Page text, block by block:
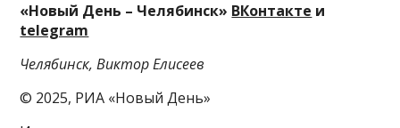
«Новый День – Челябинск» ВКонтакте и
telegram
Челябинск, Виктор Елисеев
© 2025, РИА «Новый День»